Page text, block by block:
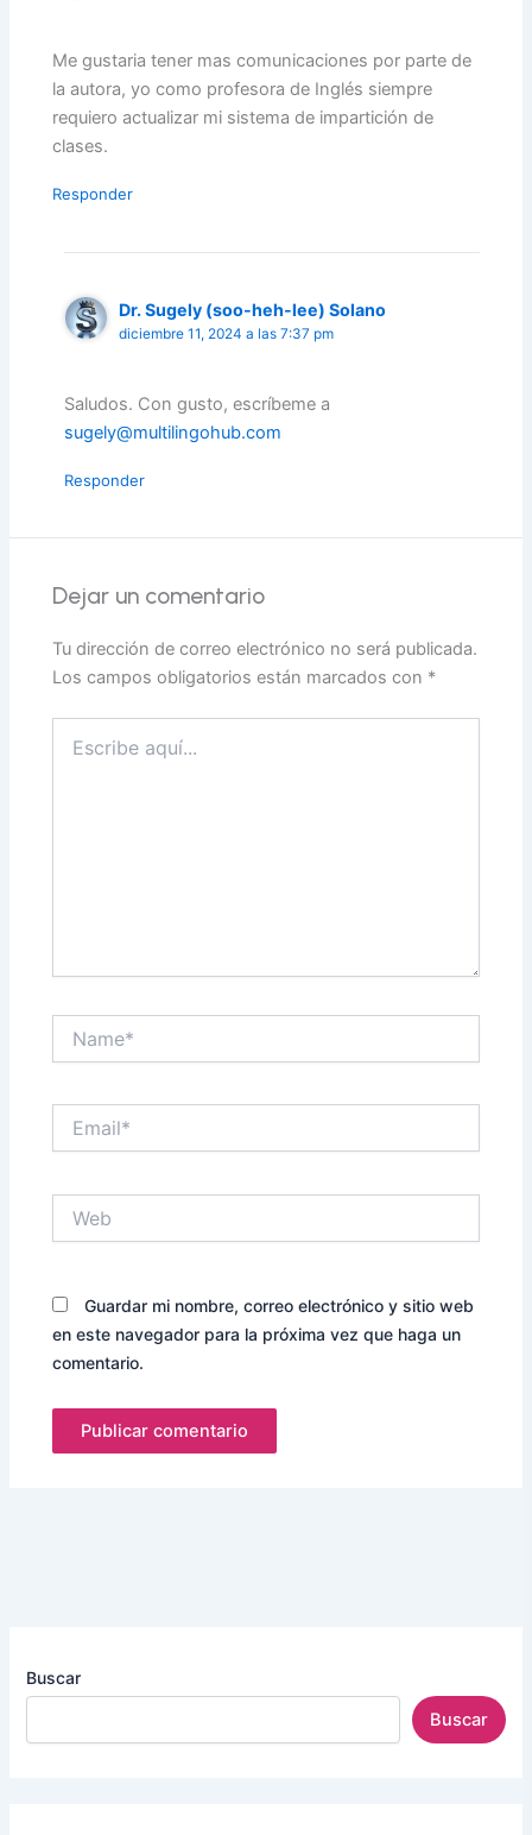
Me gustaria tener mas comunicaciones por parte de
la autora, yo como profesora de Inglés siempre
requiero actualizar mi sistema de impartición de
clases.
Responder
Dr. Sugely (soo-heh-lee) Solano
diciembre 11, 2024 a las 7:37 pm
Saludos. Con gusto, escríbeme a
sugely@multilingohub.com
Responder
Dejar un comentario
Tu dirección de correo electrónico no será publicada.
Los campos obligatorios están marcados con *
aquí...
Guardar mi nombre, correo electrónico y sitio web
en este navegador para la próxima vez que haga un
comentario.
Buscar
Buscar